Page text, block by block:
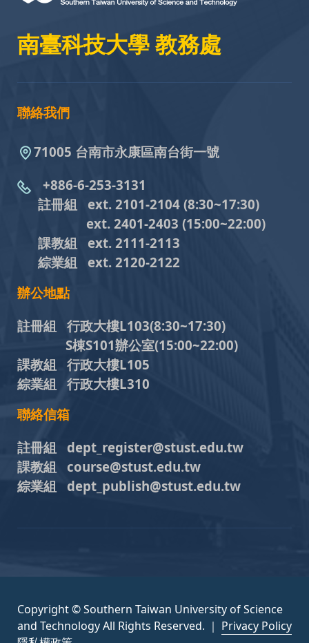
南臺科技大學 教務處
聯絡我們
71005 台南市永康區南台街一號
+886-6-253-3131
註冊組 ext. 2101-2104 (8:30~17:30)
ext. 2401-2403 (15:00~22:00)
課教組 ext. 2111-2113
綜業組
ext. 2120-2122
辦公地點
註冊組 行政大樓L103(8:30~17:30)
S棟S101辦公室(15:00~22:00)
課教組 行政大樓L105
綜業組 行政大樓L310
聯絡信箱
註冊組 dept_register@stust.edu.tw
課教組 course@stust.edu.tw
綜業組 dept_publish@stust.edu.tw
Copyright © Southern Taiwan University of Science
and Technology All Rights Reserved. ｜ Privacy Policy